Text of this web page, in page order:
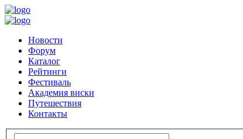
Новости
Форум
Каталог
Рейтинги
Фестиваль
Академия виски
Путешествия
Контакты